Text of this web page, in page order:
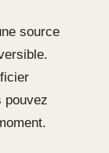
source
pouvez